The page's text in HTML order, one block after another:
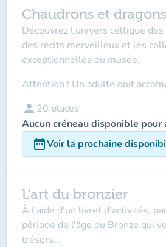
Chaudrons et dragons
Découvrez l'univers celtique
des récits merveilleux et les
exceptionnelles du musée.
Attention ! Un adulte doit
person 20 places
Aucun créneau disponible pour
date_rangeVoir la prochaine
L'art du bronzier
À l'aide d'un livret d'activités,
période de l'âge du Bronze qui
trésors...